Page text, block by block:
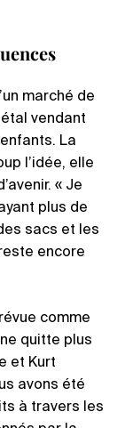
marché de
vendant
La
l’idée, elle
« Je
plus de
sacs et les
encore
comme
quitte plus
et Kurt
avons été
à travers les